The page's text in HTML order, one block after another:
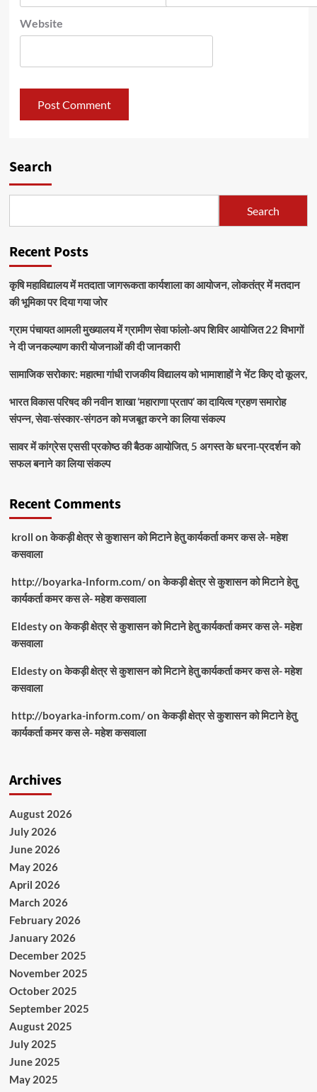
Website
Search
Search
Recent Posts
कृषि महाविद्यालय में मतदाता जागरूकता कार्यशाला का आयोजन, लोकतंत्र में मतदान
की भूमिका पर दिया गया जोर
ग्राम पंचायत आमली मुख्यालय में ग्रामीण सेवा फांलो-अप शिविर आयोजित 22 विभागों
ने दी जनकल्याण कारी योजनाओं की दी जानकारी
सामाजिक सरोकार: महात्मा गांधी राजकीय विद्यालय को भामाशाहों ने भेंट किए दो कूलर,
भारत विकास परिषद की नवीन शाखा ‘महाराणा प्रताप’ का दायित्व ग्रहण समारोह
संपन्न, सेवा-संस्कार-संगठन को मजबूत करने का लिया संकल्प
सावर में कांग्रेस एससी प्रकोष्ठ की बैठक आयोजित, 5 अगस्त के धरना-प्रदर्शन को
सफल बनाने का लिया संकल्प
Recent Comments
kroll onकेकड़ी क्षेत्र से कुशासन को मिटाने हेतु कार्यकर्ता कमर कस ले- महेश
कसवाला
http://boyarka-Inform.com/onकेकड़ी क्षेत्र से कुशासन को मिटाने हेतु
कार्यकर्ता कमर कस ले- महेश कसवाला
Eldestyonकेकड़ी क्षेत्र से कुशासन को मिटाने हेतु कार्यकर्ता कमर कस ले- महेश
कसवाला
Eldestyonकेकड़ी क्षेत्र से कुशासन को मिटाने हेतु कार्यकर्ता कमर कस ले- महेश
कसवाला
http://boyarka-inform.com/onकेकड़ी क्षेत्र से कुशासन को मिटाने हेतु
कार्यकर्ता कमर कस ले- महेश कसवाला
Archives
August 2026
July 2026
June 2026
May 2026
April 2026
March 2026
February 2026
January 2026
December 2025
November 2025
October 2025
September 2025
August 2025
July 2025
June 2025
May 2025